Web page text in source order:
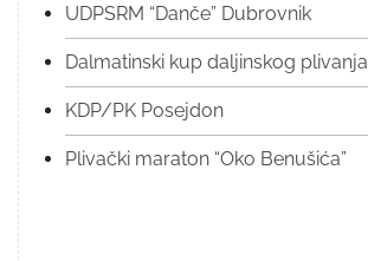
UDPSRM “Danče” Dubrovnik
Dalmatinski kup daljinskog plivanja
KDP/PK Posejdon
Plivački maraton “Oko Benušića”